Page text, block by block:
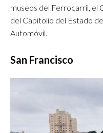
museos del Ferrocarril, el
del Capitolio del Estado
Automóvil.
San Francisco